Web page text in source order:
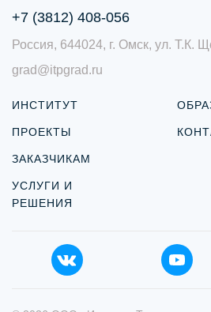
+7 (3812) 408-056
Россия, 644024, г. Омск, ул. Т.К.
grad@itpgrad.ru
ИНСТИТУТ
ПРОЕКТЫ
ЗАКАЗЧИКАМ
УСЛУГИ И
РЕШЕНИЯ